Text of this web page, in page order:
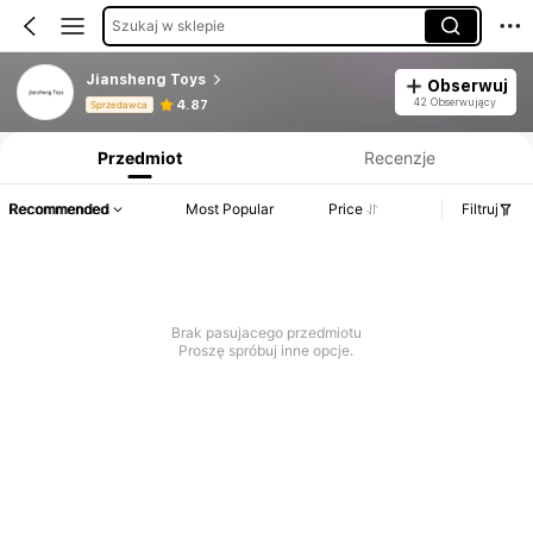
Szukaj w sklepie
Jiansheng Toys
Sprzedawca 4.87
Obserwuj
42 Obserwujący
Przedmiot Recenzje
Recommended Most Popular Price Filtruj
Brak pasujacego przedmiotu
Proszę spróbuj inne opcje.